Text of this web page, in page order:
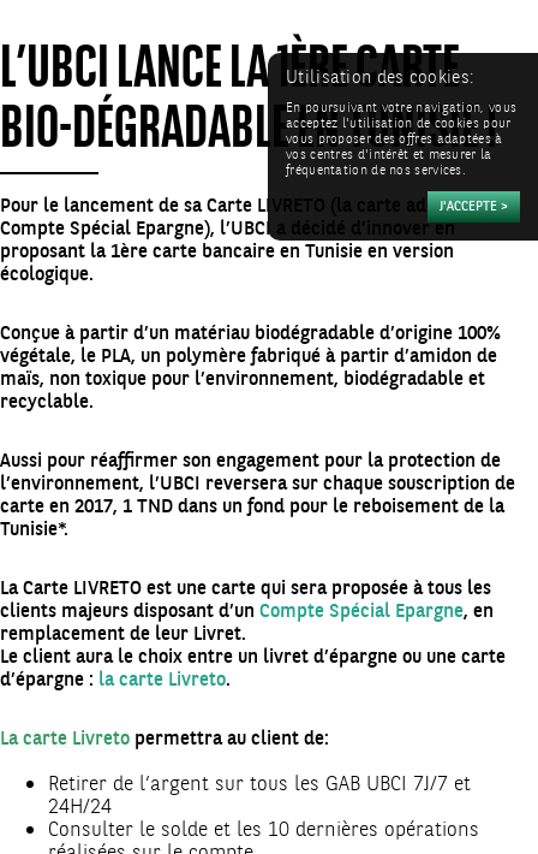
L’UBCI LANCE LA 1ÈRE CARTE
BIO-DÉGRADABLE EN TUNISIE !
Pour le lancement de sa Carte LIVRETO (la carte adossée au
Compte Spécial Epargne), l’UBCI a décidé d’innover en
proposant la 1ère carte bancaire en Tunisie en version
écologique.
Conçue à partir d’un matériau biodégradable d’origine 100%
végétale, le PLA, un polymère fabriqué à partir d’amidon de
maïs, non toxique pour l’environnement, biodégradable et
recyclable.
Aussi pour réaffirmer son engagement pour la protection de
l’environnement, l’UBCI reversera sur chaque souscription de
carte en 2017, 1 TND dans un fond pour le reboisement de la
Tunisie*.
La Carte LIVRETO est une carte qui sera proposée à tous les
clients majeurs disposant d’un Compte Spécial Epargne, en
remplacement de leur Livret.
Le client aura le choix entre un livret d’épargne ou une carte
d’épargne : la carte Livreto.
La carte Livreto permettra au client de:
Retirer de l’argent sur tous les GAB UBCI 7J/7 et
24H/24
Consulter le solde et les 10 dernières opérations
Utilisation des cookies:
En poursuivant votre navigation, vous
acceptez l'utilisation de cookies pour
vous proposer des offres adaptées à
vos centres d'intérêt et mesurer la
fréquentation de nos services.